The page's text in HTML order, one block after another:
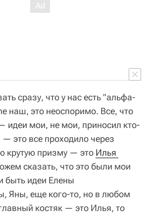
сразу, что у нас есть "альфа-
наш, это неоспоримо. Все, что
идеи мои, не мои, приносил кто-
— это все проходило через
крутую призму — это Илья
сказать, что это были мои
быть идеи Елены
Яны, еще кого-то, но в любом
костяк — это Илья, то